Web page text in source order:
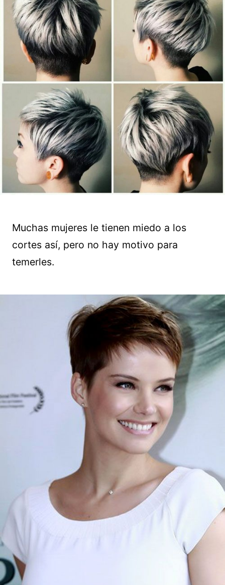
Muchas mujeres le tienen miedo a los
cortes así, pero no hay motivo para
temerles.